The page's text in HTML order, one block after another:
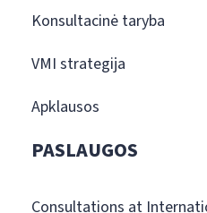
Konsultacinė taryba
VMI strategija
Apklausos
PASLAUGOS
Consultations at